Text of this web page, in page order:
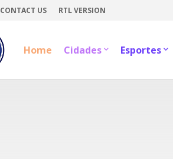
CONTACT US RTL VERSION
Home Cidades Esportes